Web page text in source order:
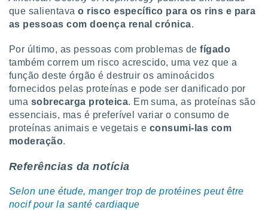
que salientavao risco específico para os rins e para
as pessoas com doença renal crónica.
Por último, as pessoas com problemas defígado
também correm um risco acrescido, uma vez que a
função deste órgão é destruir os aminoácidos
fornecidos pelas proteínas e pode ser danificado por
uma sobrecarga proteica. Em suma, as proteínas são
essenciais, mas é preferível variar o consumo de
proteínas animais e vegetais e consumi-las com
moderação.
Referências da notícia
Selon une étude, manger trop de protéines peut être
nocif pour la santé cardiaque